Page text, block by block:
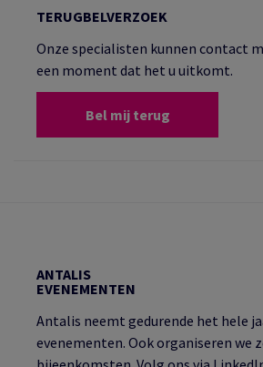
TERUGBELVERZOEK
Onze specialisten kunnen contact
een moment dat het u uitkomt.
Bel mij terug
ANTALIS
EVENEMENTEN
Antalis neemt gedurende het hele
evenementen. Ook organiseren we